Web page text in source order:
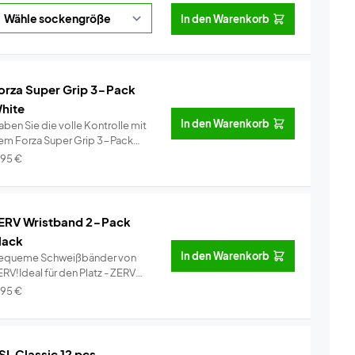
In den Warenkorb
Super Grip 3-Pack
Sie die volle Kontrolle mit
Forza Super Grip 3-Pack
€
In den Warenkorb
Wristband 2-Pack
Schweißbänder von
für den Platz - ZERV
€
In den Warenkorb